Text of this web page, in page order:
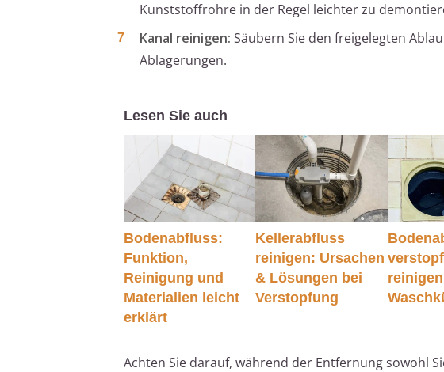
Kunststoffrohre in der Regel leichter zu
Kanal reinigen: Säubern Sie den freigelegten
Ablagerungen.
Lesen Sie auch
Bodenabfluss:
Funktion,
Reinigung und
Materialien leicht
erklärt
Kellerabfluss
reinigen: Ursachen
& Lösungen bei
Verstopfung
Achten Sie darauf, während der Entfernung sowohl